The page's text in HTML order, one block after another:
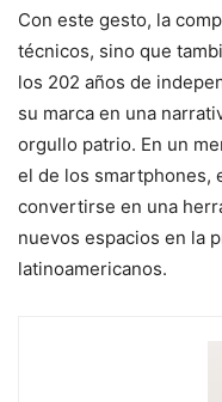
Con este gesto, la
técnicos, sino que
los 202 años de
su marca en una
orgullo patrio. En un
el de los smartphones,
convertirse en una
nuevos espacios en la
latinoamericanos.